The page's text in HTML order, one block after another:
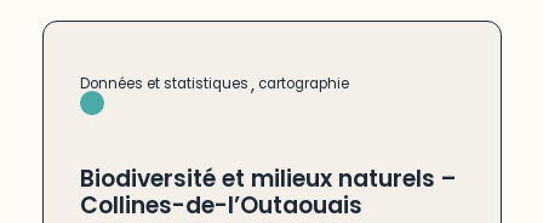
Données et statistiques, cartographie
Biodiversité et milieux naturels –
Collines-de-l’Outaouais